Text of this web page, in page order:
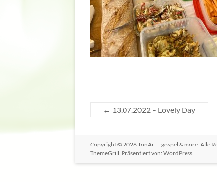
← 13.07.2022 – Lovely Day
Copyright © 2026TonArt – gospel & more. Alle
ThemeGrill. Präsentiert von: WordPress.